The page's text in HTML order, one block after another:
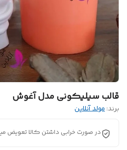
قالب سیلیکونی مدل آغوش
برند:مولد آنلاین
در صورت خرابی داشتن کالا تعویض